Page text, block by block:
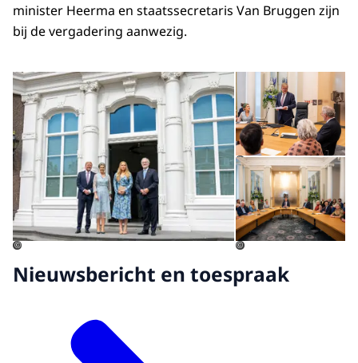
minister Heerma en staatssecretaris Van Bruggen zijn
bij de vergadering aanwezig.
Open de galerij in vergrote
©
©
©
Nieuwsbericht en toespraak